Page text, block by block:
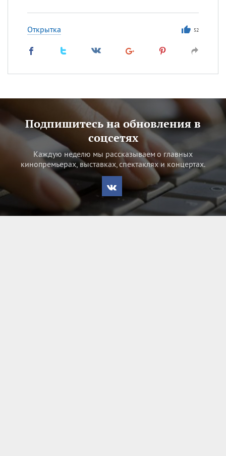
Открытка 52
Подпишитесь на обновления в
соцсетях
Каждую неделю мы рассказываем о главных
кинопремьерах, выставках, спектаклях и концертах.